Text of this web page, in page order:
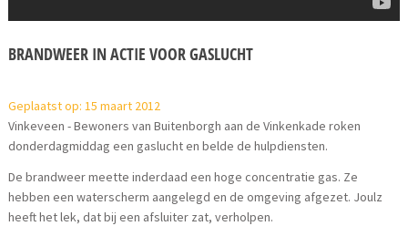
BRANDWEER IN ACTIE VOOR GASLUCHT
Geplaatst op: 15 maart 2012
Vinkeveen - Bewoners van Buitenborgh aan de Vinkenkade roken
donderdagmiddag een gaslucht en belde de hulpdiensten.
De brandweer meette inderdaad een hoge concentratie gas. Ze
hebben een waterscherm aangelegd en de omgeving afgezet. Joulz
heeft het lek, dat bij een afsluiter zat, verholpen.